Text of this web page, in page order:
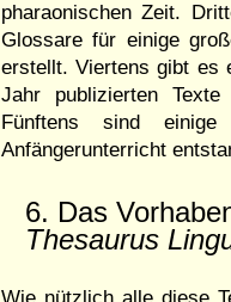
pharaonischen Zeit.
Glossare für einige
erstellt. Viertens gibt es
Jahr publizierten
Fünftens sind einige
Anfängerunterricht
6. Das
Thesaurus
Wie nützlich alle diese